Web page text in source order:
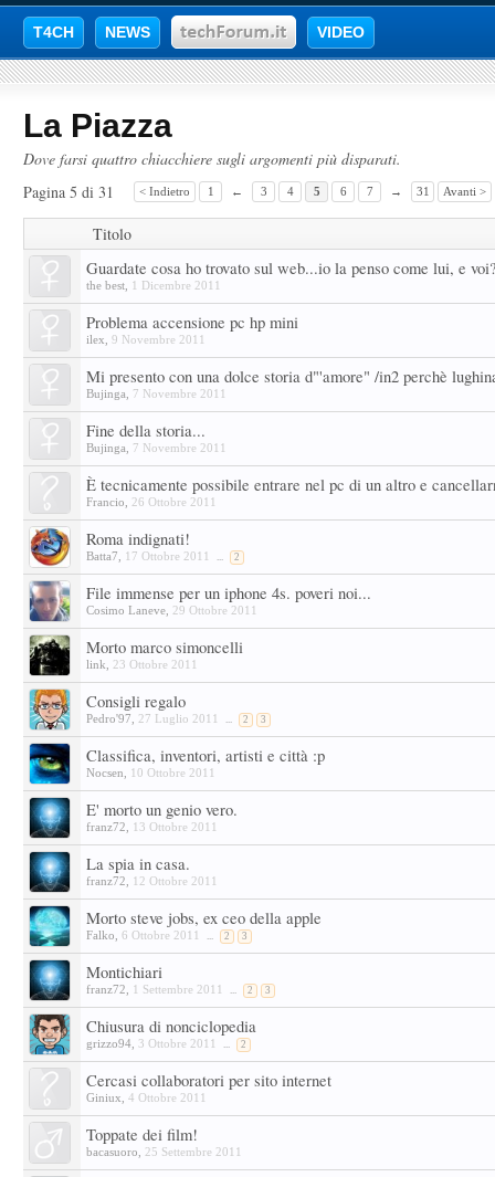
T4CH NEWS VIDEO
La Piazza
Dove farsi quattro chiacchiere sugli argomenti più disparati.
Pagina 5 di 31
< Indietro 1 ← 3 4 5 6 7 → 31 Avanti >
Titolo
Guardate cosa ho trovato sul web...io la penso come lui, e
the best 1 Dicembre 2011
Problema accensione pc hp mini
ilex 9 Novembre 2011
Mi presento con una dolce storia d"'amore" /in2 perchè
Bujinga 7 Novembre 2011
Fine della storia...
Bujinga 7 Novembre 2011
È tecnicamente possibile entrare nel pc di un altro e
Francio 26 Ottobre 2011
Roma indignati!
Batta7 17 Ottobre 2011 ... 2
File immense per un iphone 4s. poveri noi...
Cosimo Laneve 29 Ottobre 2011
Morto marco simoncelli
link 23 Ottobre 2011
Consigli regalo
Pedro'97 27 Luglio 2011 ... 2 3
Classifica, inventori, artisti e città :p
Nocsen 10 Ottobre 2011
E' morto un genio vero.
franz72 13 Ottobre 2011
La spia in casa.
franz72 12 Ottobre 2011
Morto steve jobs, ex ceo della apple
Falko 6 Ottobre 2011 ... 2 3
Montichiari
franz72 1 Settembre 2011 ... 2 3
Chiusura di nonciclopedia
grizzo94 3 Ottobre 2011 ... 2
Cercasi collaboratori per sito internet
Giniux 4 Ottobre 2011
Toppate dei film!
bacasuoro 25 Settembre 2011